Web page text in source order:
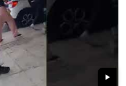
play_arrow